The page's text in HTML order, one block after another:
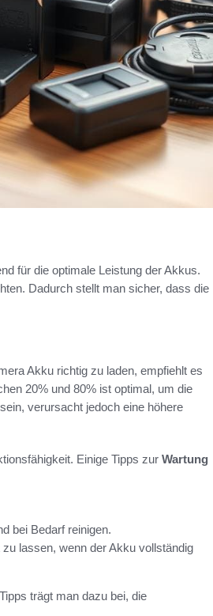
für die optimale Leistung der Akkus.
Dadurch stellt man sicher, dass die
Akku richtig zu laden, empfiehlt es
20% und 80% ist optimal, um die
verursacht jedoch eine höhere
Einige Tipps zur Wartung
bei Bedarf reinigen.
lassen, wenn der Akku vollständig
trägt man dazu bei, die